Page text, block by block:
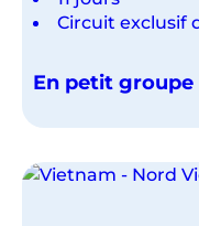
Circuit exclusif
En petit groupe